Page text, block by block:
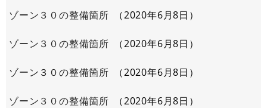
ゾーン３０の整備箇所 2020年6月8日
ゾーン３０の整備箇所 2020年6月8日
ゾーン３０の整備箇所 2020年6月8日
ゾーン３０の整備箇所 2020年6月8日